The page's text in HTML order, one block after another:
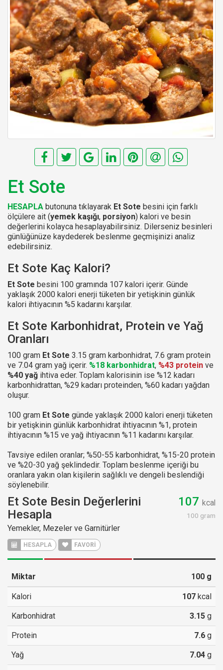
Et Sote
HESAPLA butonuna tıklayarak Et Sote besini için farklı
ölçülere ait (yemek kaşığı, porsiyon) kalori ve besin
değerlerini kolayca hesaplayabilirsiniz. Dilerseniz besinleri
günlüğünüze kaydederek beslenme geçmişinizi analiz
edebilirsiniz.
Et Sote Kaç Kalori?
Et Sote besini 100 gramında 107 kalori içerir. Günde
yaklaşık 2000 kalori enerji tüketen bir yetişkinin günlük
kalori ihtiyacının %5 kadarını karşılar.
Et Sote Karbonhidrat, Protein ve Yağ
Oranları
100 gram Et Sote 3.15 gram karbonhidrat, 7.6 gram protein
ve 7.04 gram yağ içerir. %18 karbonhidrat, %43 protein ve
%40 yağ ihtiva eder. Toplam kalorisinin ise %12 kadarı
karbonhidrattan, %29 kadarı proteinden, %60 kadarı yağdan
oluşur.
100 gram Et Sote günde yaklaşık 2000 kalori enerji tüketen
bir yetişkinin günlük karbonhidrat ihtiyacının %1, protein
ihtiyacının %15 ve yağ ihtiyacının %11 kadarını karşılar.
Tavsiye edilen oranlar; %50-55 karbonhidrat, %15-20 protein
ve %20-30 yağ şeklindedir. Toplam beslenme içeriği bu
oranlara yakın olan kişilerin sağlıklı ve dengeli beslendiği
söylenebilir.
Et Sote Besin Değerlerini
Hesapla
Yemekler, Mezeler ve Garnitürler
HESAPLA FAVORİ
107 kcal
100 gram
Miktar 100 g
Kalori 107 kcal
Karbonhidrat 3.15 g
Protein 7.6 g
Yağ 7.04 g